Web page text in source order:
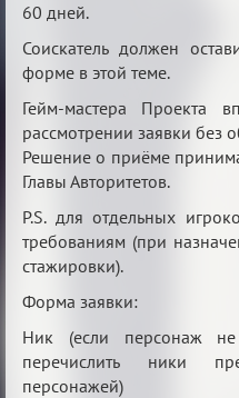
60 дней.
Соискатель должен
форме в этой теме.
Гейм-мастера Проекта
рассмотрении заявки без
Решение о приёме
Главы Авторитетов.
P.S. для отдельных
требованиям (при
стажировки).
Форма заявки:
Ник (если персонаж
перечислить ники
персонажей)